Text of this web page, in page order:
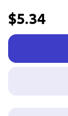
$5.34